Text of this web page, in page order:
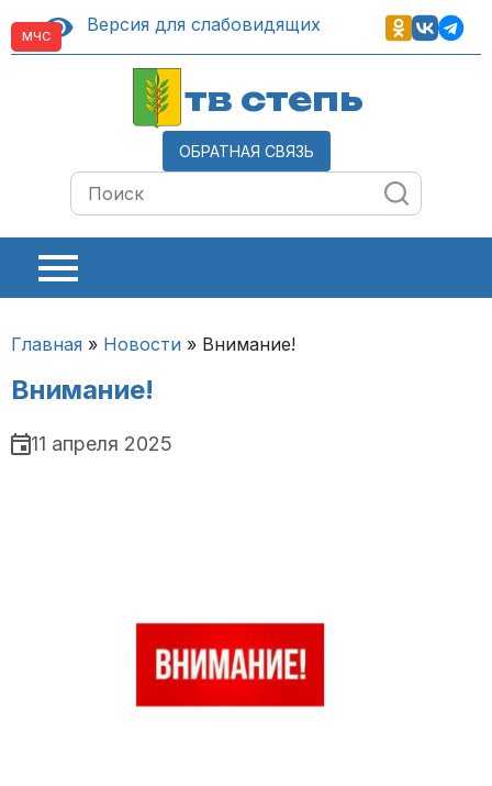
Версия для слабовидящих
тв степь
ОБРАТНАЯ СВЯЗЬ
Главная » Новости » Внимание!
Внимание!
МЧС
11 апреля 2025